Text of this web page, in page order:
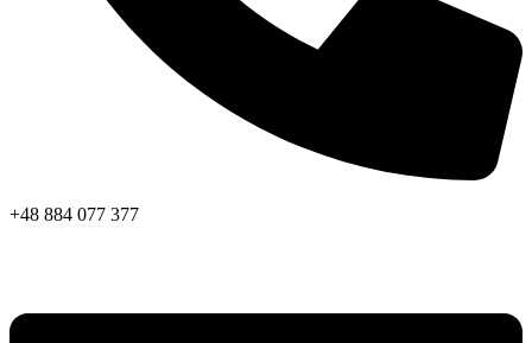
+48 884 077 377